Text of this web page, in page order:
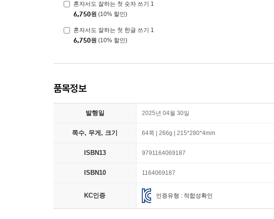
혼자서도 잘하는 첫 숫자 쓰기 1
6,750원 (10% 할인)
혼자서도 잘하는 첫 한글 쓰기 1
6,750원 (10% 할인)
품목정보
발행일 2025년 04월 30일
쪽수, 무게, 크기 64쪽 | 266g | 215*280*4mm
ISBN13 9791164069187
ISBN10 1164069187
KC인증 인증유형 : 적합성확인